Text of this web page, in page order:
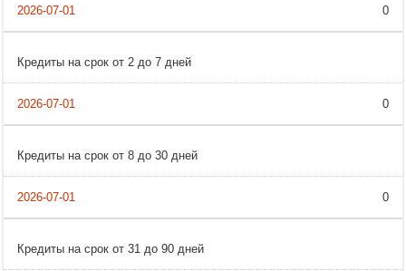
0
Кредиты на срок от 2 до 7 дней
0
Кредиты на срок от 8 до 30 дней
0
Кредиты на срок от 31 до 90 дней